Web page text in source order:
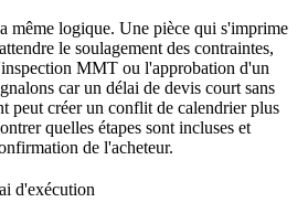
même logique. Une pièce qui s'imprime
le soulagement des contraintes,
MMT ou l'approbation d'un
car un délai de devis court sans
peut créer un conflit de calendrier plus
quelles étapes sont incluses et
de l'acheteur.
d'exécution